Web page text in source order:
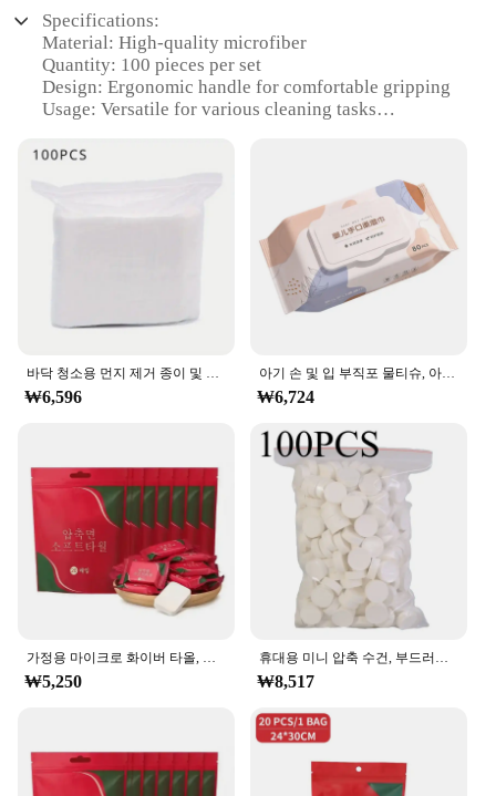
Specifications:
Material: High-quality microfiber
Quantity: 100 pieces per set
Design: Ergonomic handle for comfortable gripping
Usage: Versatile for various cleaning tasks
Accessories: Includes a set of dust pads
**Efficient Cleaning Solutions**
The 물티슈 100매 정전기 먼지 제거 Mops 및 액세
서리 set is an essential addition to any cleaning
arsenal. Designed with high-quality microfiber,
these mops are not only durable but also highly
comfortable grip, allowing for extended use without
fatigue. Whether you're cleaning floors, windows,
or other surfaces, these mops are versatile enough
**Convenience and Value**
With a generous quantity of 100 pieces per set, this
물티슈 100매 set is ideal for both personal and
commercial use. The dust pads included in the set
are designed to be easily replaceable, ensuring that
you always have a fresh pad at hand. The wholesale
nature of this product makes it an attractive option
for vendors and suppliers looking to offer a reliable
cleaning solution to their customers. This set is not
only practical but also offers exceptional value,
making it a popular choice for those seeking a cost-
effective cleaning solution.
**Adaptable and User-Friendly**
바닥 청소용 먼지 제거 종이 및 흰색 알루미늄 막대 걸레, 평평한 먼지 걸레, 건식 습식 다중 표면 바닥 청소기, 100 개
₩6,596
아기 손 및 입 부직포 물티슈, 아기 스킨 케어, 가정용 세안, 세안 및 관리
₩6,724
가정용 마이크로 화이버 타올, 일회용 욕실 액세서리, 미니 물티슈, 해변, 얼굴 압축 호텔
₩5,250
휴대용 미니 압축 수건, 부드러운 일회용 동전 티슈, 흡수성 여행 BBQ, 야외 캠핑, 100 개
₩8,517